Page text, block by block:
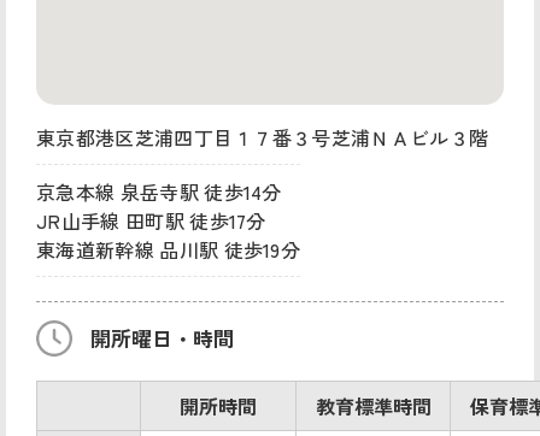
東京都港区芝浦四丁目１７番３号芝浦ＮＡビル３階
京急本線 泉岳寺駅 徒歩14分
JR山手線 田町駅 徒歩17分
東海道新幹線 品川駅 徒歩19分
開所曜日・時間
開所時間 教育標準時間
保育標